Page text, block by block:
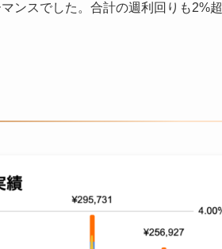
ンスでした。合計の週利回りも2%超